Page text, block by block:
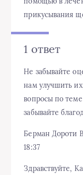
прикусывания
1 ответ
Не забывайте
нам улучшить
вопросы по
забывайте
Берман Дороти
18:37
Здравствуйте,